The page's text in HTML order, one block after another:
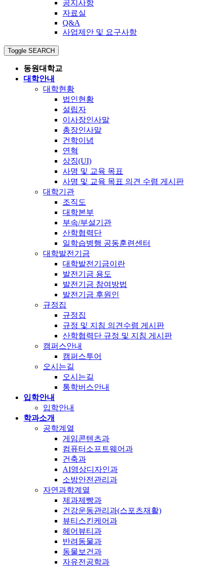
공지사항
자료실
Q&A
사업제안 및 요구사항
Toggle SEARCH
동원대학교
대학안내
대학현황
법인현황
설립자
이사장인사말
총장인사말
건학이념
연혁
상징(UI)
사명 및 교육 목표
사명 및 교육 목표 의견 수렴 게시판
대학기관
조직도
대학본부
부속/부설기관
산학협력단
일학습병행 공동훈련센터
대학발전기금
대학발전기금이란
발전기금 용도
발전기금 참여방법
발전기금 후원인
규정집
규정집
규정 및 지침 의견수렴 게시판
산학협력단 규정 및 지침 게시판
캠퍼스안내
캠퍼스투어
오시는길
오시는길
통학버스안내
입학안내
입학안내
학과소개
공학계열
게임콘텐츠과
컴퓨터소프트웨어과
건축과
AI영상디자인과
소방안전관리과
자연과학계열
제과제빵과
건강운동관리과(스포츠재활)
뷰티스킨케어과
헤어뷰티과
반려동물과
동물보건과
자유전공학과